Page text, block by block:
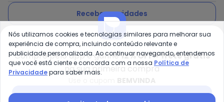
Receber novidades
Ao enviar o cadastro, você concorda com a nossa Política
de Privacidade
Posthaus é uma marca da Posthaus Ltda / CNPJ:
Compre pelo app e ganhe12% OFF + frete grátis
na sua primeira compra
Nós utilizamos cookies e tecnologias similares para melhorar sua
experiência de compra, incluindo conteúdo relevante e
publicidade personalizada. Ao continuar navegando, entendemos
que você está ciente e concorda com a nossa Política de
Privacidadepara saber mais.